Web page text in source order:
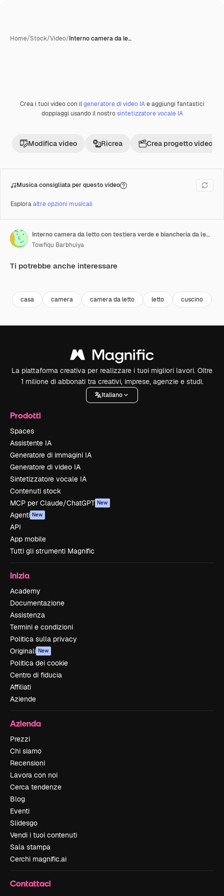
Home/Stock/Video/Interno camera da le…
Premium
Crea i tuoi video con ilgeneratore di video IAe aggiungi fantastici
doppiaggi usando il nostrosintetizzatore vocale IA
Modifica video Ricrea Crea progetto video
Musica consigliata per questo video
Esploraaltre opzioni musicali
Interno camera da letto con testiera verde e biancheria da letto floreale
Towfiqu Barbhuiya
Ti potrebbe anche interessare
casa camera camera da letto letto cuscino
La piattaforma creativa per realizzare i tuoi migliori lavori. Oltre
1 milione di abbonati tra creativi, imprese, agenzie e studi.
Italiano
Prodotti
Spaces
Assistente IA
Generatore di immagini IA
Generatore di video IA
Sintetizzatore vocale IA
Contenuti stock
MCP per Claude/ChatGPT New
Agenti New
API
App mobile
Tutti gli strumenti Magnific
Inizia
Academy
Documentazione
Assistenza
Termini e condizioni
Politica sulla privacy
Originali New
Politica dei cookie
Centro di fiducia
Affiliati
Aziende
Azienda
Prezzi
Chi siamo
Recensioni
Lavora con noi
Cerca tendenze
Blog
Eventi
Slidesgo
Vendi i tuoi contenuti
Sala stampa
Cerchi magnific.ai
Contattaci